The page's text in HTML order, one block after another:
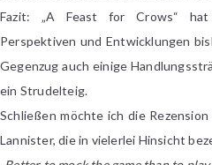
Fazit: „A Feast for Crows“
Perspektiven und Entwicklungen
Gegenzug auch einige
ein Strudelteig.
Schließen möchte ich die
Lannister, die in vielerlei Hinsicht